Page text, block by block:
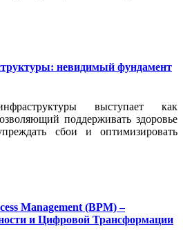
невидимый фундамент
выступает как
поддерживать здоровье
сбои и оптимизировать
Management (BPM) –
и Цифровой Трансформации